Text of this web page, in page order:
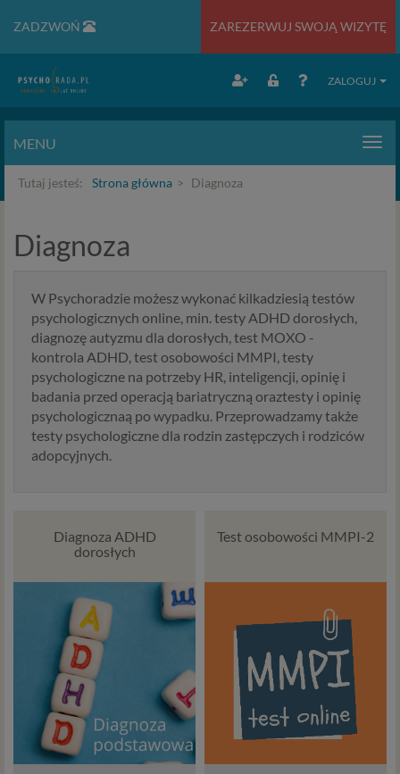
ZADZWOŃ ZAREZERWUJ SWOJĄ WIZYTĘ
ZALOGUJ
MENU
Tutaj jesteś: Strona główna Diagnoza
Diagnoza
W Psychoradzie możesz wykonać kilkadziesią testów
psychologicznych online, min. testy ADHD dorosłych,
diagnozę autyzmu dla dorosłych, test MOXO -
kontrola ADHD, test osobowości MMPI, testy
psychologiczne na potrzeby HR, inteligencji, opinię i
badania przed operacją bariatryczną oraztesty i opinię
psychologicznaą po wypadku. Przeprowadzamy także
testy psychologiczne dla rodzin zastępczych i rodziców
adopcyjnych.
Diagnoza ADHD
dorosłych
Test osobowości MMPI-2